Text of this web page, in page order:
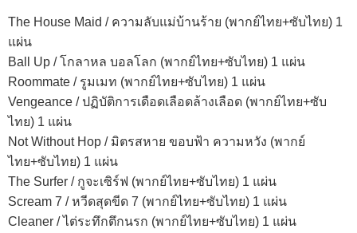
The House Maid / ความลับแม่บ้านร้าย (พากย์ไทย+ซับไทย) 1
แผ่น
Ball Up / โกลาหล บอลโลก (พากย์ไทย+ซับไทย) 1 แผ่น
Roommate / รูมเมท (พากย์ไทย+ซับไทย) 1 แผ่น
Vengeance / ปฏิบัติการเดือดเลือดล้างเลือด (พากย์ไทย+ซับ
ไทย) 1 แผ่น
Not Without Hop / มิตรสหาย ขอบฟ้า ความหวัง (พากย์
ไทย+ซับไทย) 1 แผ่น
The Surfer / กูจะเซิร์ฟ (พากย์ไทย+ซับไทย) 1 แผ่น
Scream 7 / หวีดสุดขีด 7 (พากย์ไทย+ซับไทย) 1 แผ่น
Cleaner / ไต่ระทึกตึกนรก (พากย์ไทย+ซับไทย) 1 แผ่น